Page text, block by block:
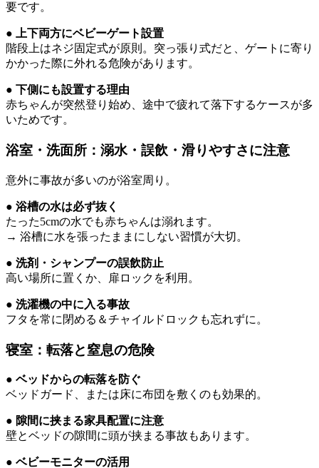
要です。
● 上下両方にベビーゲート設置
階段上はネジ固定式が原則。突っ張り式だと、ゲートに寄り
かかった際に外れる危険があります。
● 下側にも設置する理由
赤ちゃんが突然登り始め、途中で疲れて落下するケースが多
いためです。
浴室・洗面所：溺水・誤飲・滑りやすさに注意
意外に事故が多いのが浴室周り。
● 浴槽の水は必ず抜く
たった5cmの水でも赤ちゃんは溺れます。
→ 浴槽に水を張ったままにしない習慣が大切。
● 洗剤・シャンプーの誤飲防止
高い場所に置くか、扉ロックを利用。
● 洗濯機の中に入る事故
フタを常に閉める＆チャイルドロックも忘れずに。
寝室：転落と窒息の危険
● ベッドからの転落を防ぐ
ベッドガード、または床に布団を敷くのも効果的。
● 隙間に挟まる家具配置に注意
壁とベッドの隙間に頭が挟まる事故もあります。
● ベビーモニターの活用